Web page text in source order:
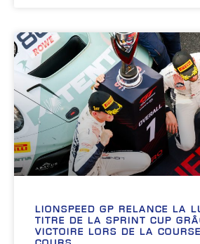
LIONSPEED GP RELANCE LA
TITRE DE LA SPRINT CUP
VICTOIRE LORS DE LA